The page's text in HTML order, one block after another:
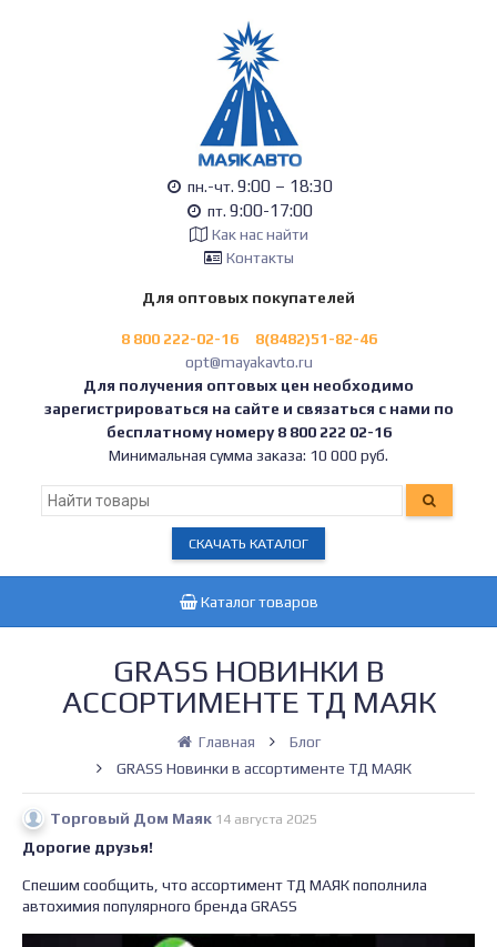
пн.-чт. 9:00 – 18:30
пт. 9:00-17:00
Как нас найти
Контакты
Для оптовых покупателей
8 800 222-02-16
8(8482)51-82-46
opt@mayakavto.ru
Для получения оптовых цен необходимо
зарегистрироваться на сайте и связаться с нами по
бесплатному номеру 8 800 222 02-16
Минимальная сумма заказа: 10 000 руб.
СКАЧАТЬ КАТАЛОГ
Каталог товаров
GRASS НОВИНКИ В
АССОРТИМЕНТЕ ТД МАЯК
Главная
Блог
GRASS Новинки в ассортименте ТД МАЯК
Торговый Дом Маяк 14 августа 2025
Дорогие друзья!
Спешим сообщить, что ассортимент ТД МАЯК пополнила
автохимия популярного бренда GRASS